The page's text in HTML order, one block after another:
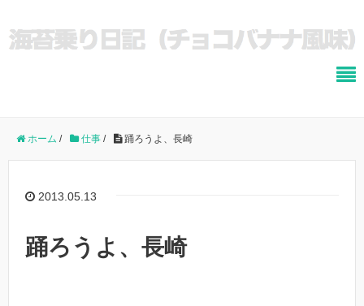
ホーム / 仕事 / 踊ろうよ、長崎
2013.05.13
踊ろうよ、長崎